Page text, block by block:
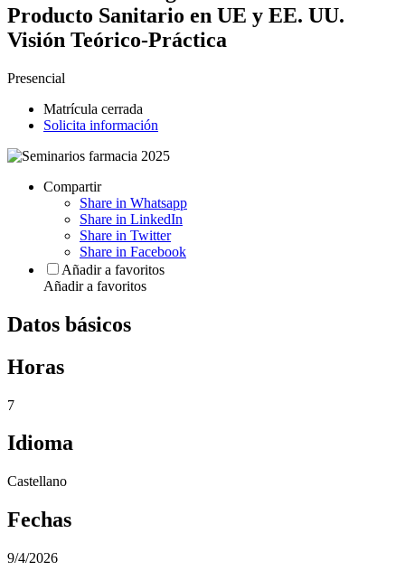
Producto Sanitario en UE y EE. UU.
Visión Teórico-Práctica
Presencial
Matrícula cerrada
Solicita información
Compartir
Share in Whatsapp
Share in LinkedIn
Share in Twitter
Share in Facebook
Añadir a favoritos
Añadir a favoritos
Datos básicos
Horas
7
Idioma
Castellano
Fechas
9/4/2026